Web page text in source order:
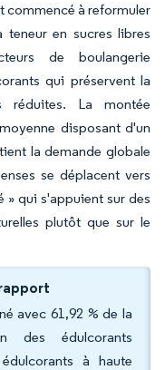
commencé à reformuler
en sucres libres
de boulangerie
qui préservent la
réduites. La montée
disposant d'un
la demande globale
se déplacent vers
» qui s'appuient sur des
plutôt que sur le
avec 61,92 % de la
des édulcorants
à haute